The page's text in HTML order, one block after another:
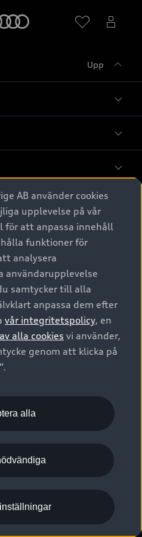
AB använder cookies
upplevelse på vår
för att anpassa innehåll
funktioner för
analysera
användarupplevelse
samtycker till alla
anpassa dem efter
vår integritetspolicy, en
alla cookies vi använder,
genom att klicka på
alla
Upp
som nya
påverkas min bil av detta?
om dataläcka
Rights Reserved.
Audi AG